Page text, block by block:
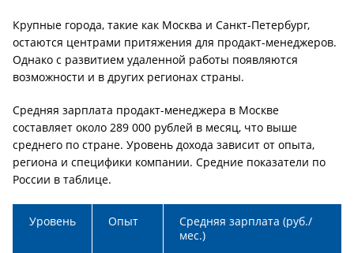
Крупные города, такие как Москва и Санкт-Петербург,
остаются центрами притяжения для продакт-менеджеров.
Однако с развитием удаленной работы появляются
возможности и в других регионах страны.
Средняя зарплата продакт-менеджера в Москве
составляет около 289 000 рублей в месяц, что выше
среднего по стране. Уровень дохода зависит от опыта,
региона и специфики компании. Средние показатели по
России в таблице.
Уровень Опыт
Средняя зарплата (руб./
мес.)